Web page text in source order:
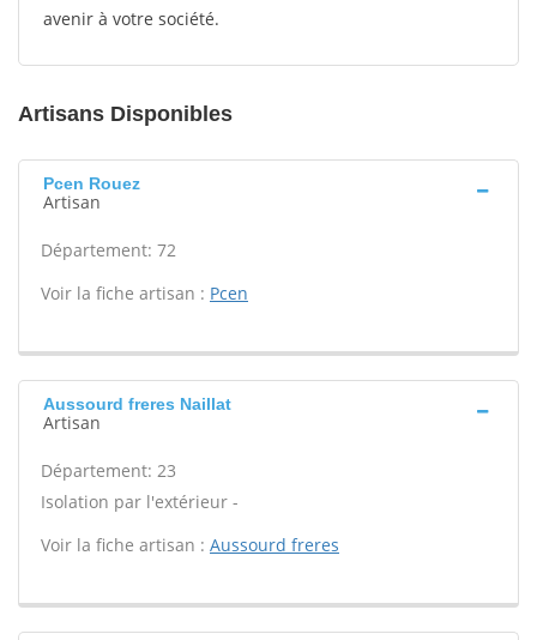
avenir à votre société.
Artisans Disponibles
Pcen Rouez
Artisan
Département: 72
Voir la fiche artisan : Pcen
Aussourd freres Naillat
Artisan
Département: 23
Isolation par l'extérieur -
Voir la fiche artisan : Aussourd freres